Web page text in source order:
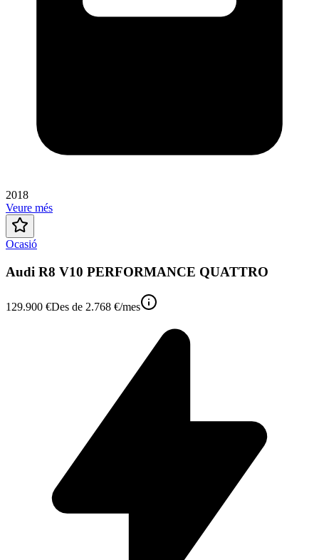
2018
Veure més
Ocasió
Audi R8 V10 PERFORMANCE QUATTRO
129.900 €Des de 2.768 €/mes